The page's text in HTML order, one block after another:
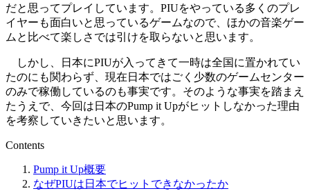
だと思ってプレイしています。PIUをやっている多くのプレ
イヤーも面白いと思っているゲームなので、ほかの音楽ゲー
ムと比べて楽しさでは引けを取らないと思います。
しかし、日本にPIUが入ってきて一時は全国に置かれてい
たのにも関わらず、現在日本ではごく少数のゲームセンター
のみで稼働しているのも事実です。そのような事実を踏まえ
たうえで、今回は日本のPump it Upがヒットしなかった理由
を考察していきたいと思います。
Contents
Pump it Up概要
なぜPIUは日本でヒットできなかったか